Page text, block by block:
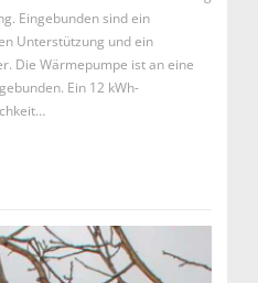
Eingebunden sind ein
Unterstützung und ein
Die Wärmepumpe ist an eine
Ein 12 kWh-